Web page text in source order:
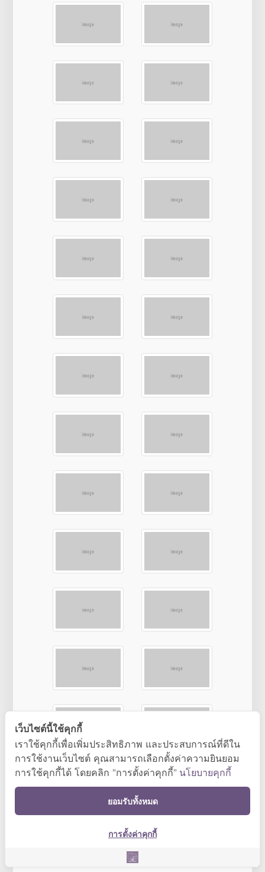
เว็บไซต์นี้ใช้คุกกี้
เราใช้คุกกี้เพื่อเพิ่มประสิทธิภาพ และประสบการณ์ที่ดีใน
การใช้งานเว็บไซต์ คุณสามารถเลือกตั้งค่าความยินยอม
การใช้คุกกี้ได้ โดยคลิก "การตั้งค่าคุกกี้" นโยบายคุกกี้
ยอมรับทั้งหมด
การตั้งค่าคุกกี้